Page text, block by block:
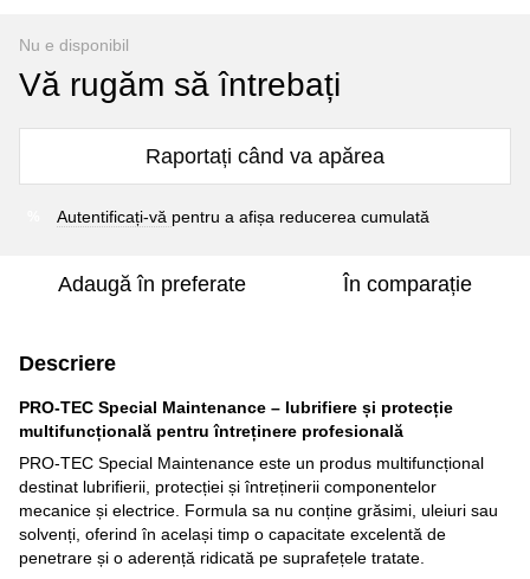
Nu e disponibil
Vă rugăm să întrebați
Raportați când va apărea
Autentificați-vă pentru a afișa reducerea cumulată
Adaugă în preferate În comparație
Descriere
PRO-TEC Special Maintenance – lubrifiere și protecție
multifuncțională pentru întreținere profesională
PRO-TEC Special Maintenance este un produs multifuncțional
destinat lubrifierii, protecției și întreținerii componentelor
mecanice și electrice. Formula sa nu conține grăsimi, uleiuri sau
solvenți, oferind în același timp o capacitate excelentă de
penetrare și o aderență ridicată pe suprafețele tratate.